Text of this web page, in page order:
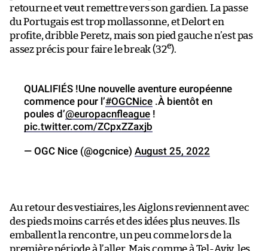
retourne et veut remettre vers son gardien. La passe
du Portugais est trop mollassonne, et Delort en
profite, dribble Peretz, mais son pied gauche n’est pas
assez précis pour faire le break (32e).
QUALIFIÉS !Une nouvelle aventure européenne
commence pour l’#OGCNice .À bientôt en
poules d’@europacnfleague !
pic.twitter.com/ZCpxZZaxjb
— OGC Nice (@ogcnice) August 25, 2022
Au retour des vestiaires, les Aiglons reviennent avec
des pieds moins carrés et des idées plus neuves. Ils
emballent la rencontre, un peu comme lors de la
première période à l’aller. Mais comme à Tel-Aviv, les